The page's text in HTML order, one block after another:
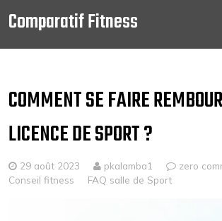
content
Comparatif Fitness
COMMENT SE FAIRE
LICENCE DE SPORT ?
29 août 2023 pkalamba1 zero
Conseil fitness
FAQ salle de Sport